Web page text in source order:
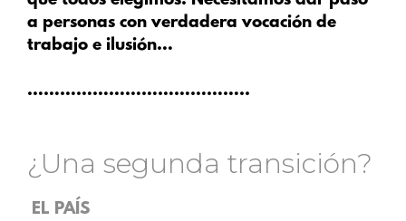
a personas con verdadera vocación de
trabajo e ilusión…
…………………………………..
¿Una segunda transición?
EL PAÍS